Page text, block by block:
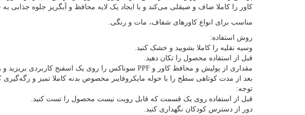
کاور را کاملا صاف و صیقلی می‌کند و با ایجاد یک لایه محافظ و آبگریز جلوه جذابی
مناسب برای انواع کاور‌های شفاف، مات و رنگی.
روش استفاده:
وسیه نقلیه را کاملا بشویید و خشک کنید.
قبل از استفاده محصول را تکان دهید.
مقداری از پولیش و محافظ کاور و PPF سوناکس را روی یک اسفنج کاربردی بریزید و روی سطح پخش کنید.
بعد از مدت کوتاهی سطح را با حوله مایکروفایبر مخصوص بدنه کاملا تمیز و رگه‌گیری
توجه:
قبل از استفاده روی یک قسمت که قابل رویت نیست محصول را تست کنید.
دور از دسترس کودکان نگهداری کنید.